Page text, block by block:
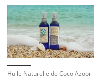
Huile Naturelle de Coco Azoor